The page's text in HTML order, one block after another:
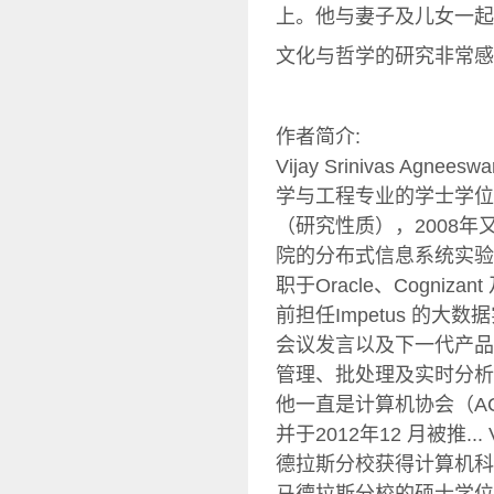
上。他与妻子及儿女一
文化与哲学的研究非常
作者简介:
Vijay Srinivas
学与工程专业的学士学
（研究性质），2008
院的分布式信息系统实
职于Oracle、Cognizant
前担任Impetus 的大数
会议发言以及下一代产
管理、批处理及实时分
他一直是计算机协会（
并于2012年12 月被推...
德拉斯分校获得计算机